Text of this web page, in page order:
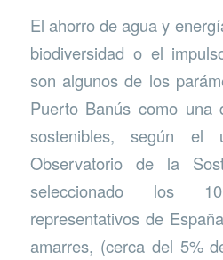
El ahorro de agua y
biodiversidad o el
son algunos de los
Puerto Banús como una
sostenibles, según el
Observatorio de la
seleccionado los
representativos de
amarres, (cerca del 5%